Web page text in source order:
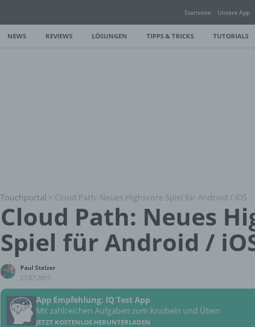
Startseite Unsere App
NEWS REVIEWS LÖSUNGEN TIPPS & TRICKS TUTORIALS
Touchportal > Cloud Path: Neues Highscore Spiel für Android / iOS
Cloud Path: Neues
Spiel für Android /
Paul Stelzer
27.07.2015
App Empfehlung: IQ Test App
Mit zahlreichen Aufgaben zum Knobeln und Üben
JETZT KOSTENLOS HERUNTERLADEN